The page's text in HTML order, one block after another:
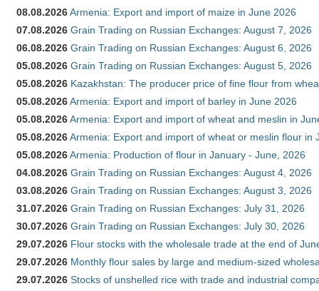
08.08.2026Armenia: Export and import of maize in June 2026
07.08.2026 Grain Trading on Russian Exchanges: August 7, 2026
06.08.2026 Grain Trading on Russian Exchanges: August 6, 2026
05.08.2026 Grain Trading on Russian Exchanges: August 5, 2026
05.08.2026 Kazakhstan: The producer price of fine flour from
05.08.2026Armenia: Export and import of barley in June 2026
05.08.2026Armenia: Export and import of wheat and meslin in
05.08.2026Armenia: Export and import of wheat or meslin flour in
05.08.2026Armenia: Production of flour in January - June, 2026
04.08.2026 Grain Trading on Russian Exchanges: August 4, 2026
03.08.2026 Grain Trading on Russian Exchanges: August 3, 2026
31.07.2026 Grain Trading on Russian Exchanges: July 31, 2026
30.07.2026 Grain Trading on Russian Exchanges: July 30, 2026
29.07.2026 Flour stocks with the wholesale trade at the end of
29.07.2026 Monthly flour sales by large and medium-sized
29.07.2026 Stocks of unshelled rice with trade and industrial